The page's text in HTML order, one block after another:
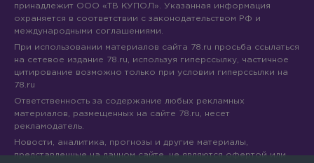
принадлежит ООО «ТВ КУПОЛ». Указанная информация
охраняется в соответствии с законодательством РФ и
международными соглашениями.
При использовании материалов сайта 78.ru просьба ссылаться
на сетевое издание 78.ru, используя гиперссылку, частичное
цитирование возможно только при условии гиперссылки на
78.ru
Ответственность за содержание любых рекламных
материалов, размещенных на сайте 78.ru, несет
рекламодатель.
Новости, аналитика, прогнозы и другие материалы,
представленные на данном сайте, не являются офертой или